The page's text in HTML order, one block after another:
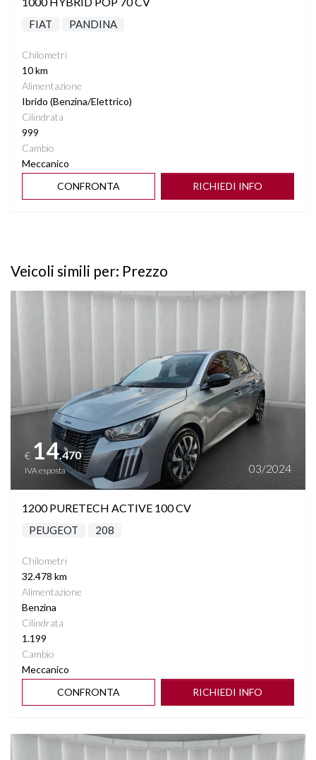
FIAT PANDINA
Chilometri
10 km
Alimentazione
Ibrido (Benzina/Elettrico)
Cilindrata
999
Cambio
Meccanico
CONFRONTA
RICHIEDI INFO
Veicoli simili per: Prezzo
Vedi dettagli
€ 14.470
IVA esposta 03/2024
1200 PURETECH ACTIVE 100 CV
PEUGEOT 208
Chilometri
32.478 km
Alimentazione
Benzina
Cilindrata
1.199
Cambio
Meccanico
CONFRONTA
RICHIEDI INFO
Vedi dettagli